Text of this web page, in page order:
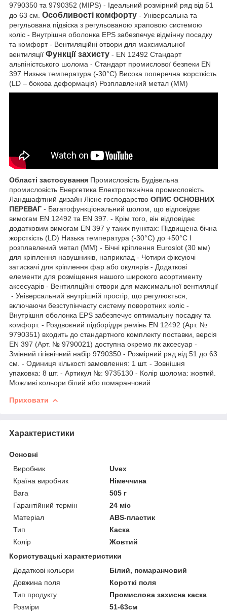
9790350 та 9790352 (MIPS) - Ідеальний розмірний ряд від 51
до 63 см. Особливості комфорту - Універсальна та
регульована підвіска з регульованою храповою системою
коліс - Внутрішня оболонка EPS забезпечує відмінну посадку
та комфорт - Вентиляційні отвори для максимальної
вентиляції Функції захисту - EN 12492 Стандарт
альпіністського шолома - Стандарт промислової безпеки EN
397 Низька температура (-30°C) Висока поперечна жорсткість
(LD – бокова деформація) Розплавлений метал (MM)
Області застосування Промисловість Будівельна
промисловість Енергетика Електротехнічна промисловість
Ландшафтний дизайн Лісне господарство ОПИС ОСНОВНИХ
ПЕРЕВАГ - Багатофункціональний шолом, що відповідає
вимогам EN 12492 та EN 397. - Крім того, він відповідає
додатковим вимогам EN 397 у таких пунктах: Підвищена бічна
жорсткість (LD) Низька температура (-30°C) до +50°C І
розплавлений метал (ММ) - Бічні кріплення Euroslot (30 мм)
для кріплення навушників, наприклад - Чотири фіксуючі
затискачі для кріплення фар або окулярів - Додаткові
елементи для розміщення нашого широкого асортименту
аксесуарів - Вентиляційні отвори для максимальної вентиляції
- Універсальний внутрішній простір, що регулюється,
включаючи безступінчасту систему поворотних коліс -
Внутрішня оболонка EPS забезпечує оптимальну посадку та
комфорт. - Роздвоєний підборіддя ремінь EN 12492 (Арт. №
9790351) входить до стандартного комплекту поставки, версія
EN 397 (Арт. № 9790021) доступна окремо як аксесуар -
Змінний гігієнічний набір 9790350 - Розмірний ряд від 51 до 63
см. - Одиниця кількості замовлення: 1 шт. - Зовнішня
упаковка: 8 шт. - Артикул №: 9735130 - Колір шолома: жовтий.
Можливі кольори білий або помаранчовий
Приховати
Характеристики
Основні
Виробник
Uvex
Країна виробник
Німеччина
Вага
505 г
Гарантійний термін
24 міс
Матеріал
ABS-пластик
Тип
Каска
Колір
Жовтий
Користувацькі характеристики
Додаткові кольори
Білий, помаранчовий
Довжина поля
Короткі поля
Тип продукту
Промислова захисна каска
Розміри
51-63см